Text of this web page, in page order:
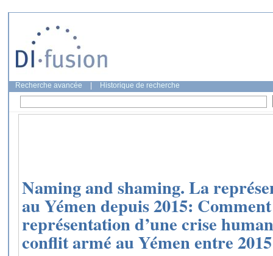
Recherche avancée Historique de recherche
Naming and shaming. La
au Yémen depuis 2015:
représentation d’une crise
conflit armé au Yémen entre